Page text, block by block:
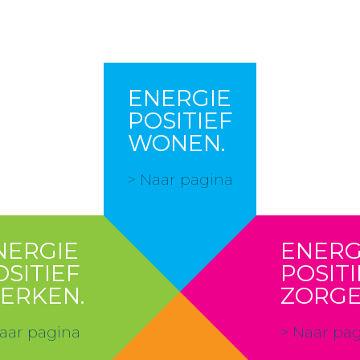
ENERGIE
POSITIEF
WONEN.
> Naar pagina
pagina > Naar